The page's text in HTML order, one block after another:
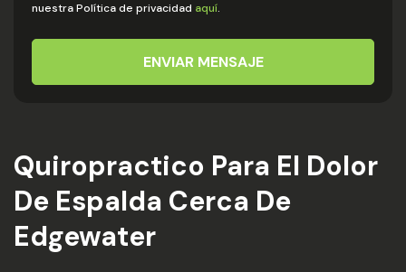
nuestra Política de privacidad aquí.
ENVIAR MENSAJE
Quiropractico Para El Dolor
De Espalda Cerca De
Edgewater